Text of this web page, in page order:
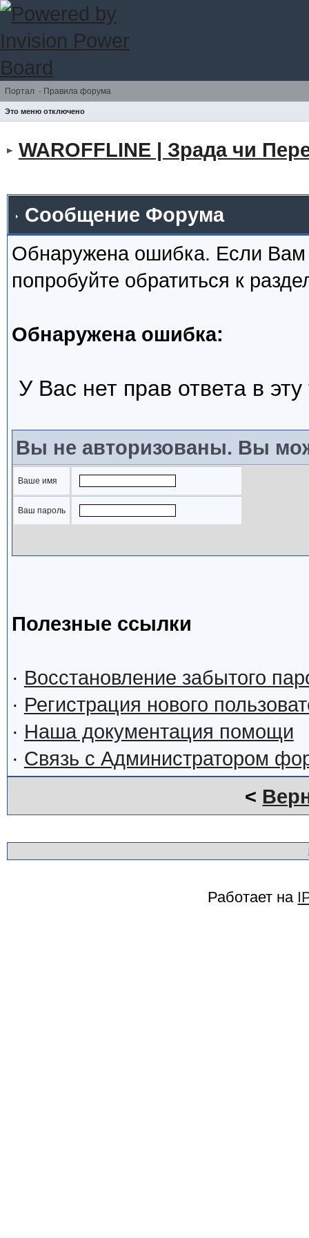
Портал · Правила форума
Это меню отключено
WAROFFLINE | Зрада чи
Сообщение Форума
Обнаружена ошибка. Если
попробуйте обратиться к
Обнаружена ошибка:
У Вас нет прав ответа в
Вы не авторизованы. Вы
Ваше имя
Ваш пароль
Полезные ссылки
· Восстановление забытого
· Регистрация нового
· Наша документация помощи
· Связь с Администратором
<
Работает на